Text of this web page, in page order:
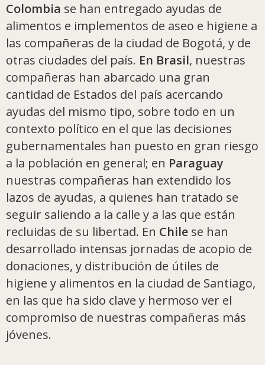
Colombia se han entregado ayudas de
alimentos e implementos de aseo e higiene a
las compañeras de la ciudad de Bogotá, y de
otras ciudades del país. En Brasil, nuestras
compañeras han abarcado una gran
cantidad de Estados del país acercando
ayudas del mismo tipo, sobre todo en un
contexto político en el que las decisiones
gubernamentales han puesto en gran riesgo
a la población en general; en Paraguay
nuestras compañeras han extendido los
lazos de ayudas, a quienes han tratado se
seguir saliendo a la calle y a las que están
recluidas de su libertad. En Chile se han
desarrollado intensas jornadas de acopio de
donaciones, y distribución de útiles de
higiene y alimentos en la ciudad de Santiago,
en las que ha sido clave y hermoso ver el
compromiso de nuestras compañeras más
jóvenes.